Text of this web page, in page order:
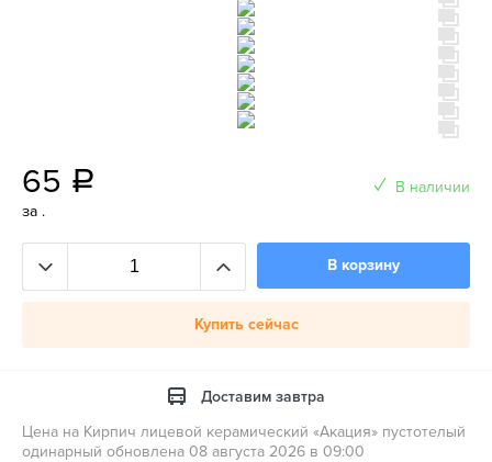
65 a
за .
В наличии
В корзину
Купить сейчас
Доставим завтра
Цена на Кирпич лицевой керамический «Акация» пустотелый
одинарный обновлена 08 августа 2026 в 09:00